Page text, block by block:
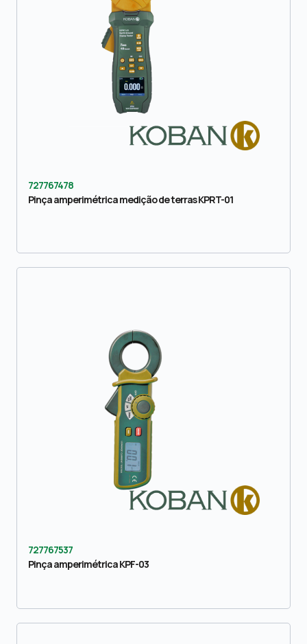
727767478
Pinça amperimétrica medição de terras KPRT-01
727767537
Pinça amperimétrica KPF-03